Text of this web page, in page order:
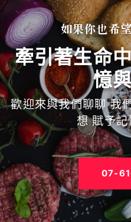
如果你也希
牽引著生命
憶
歡迎來與我們聊聊 我
想 賦予
07-